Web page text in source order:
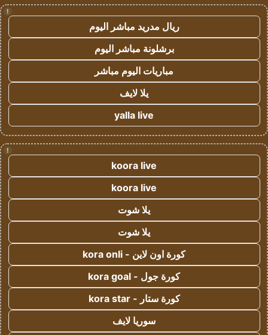
!
ريال مدريد مباشر اليوم
برشلونة مباشر اليوم
مباريات اليوم مباشر
يلا لايف
yalla live
!
koora live
koora live
يلا شوت
يلا شوت
كورة اون لاين - kora onli
كورة جول - kora goal
كورة ستار - kora star
سوريا لايف